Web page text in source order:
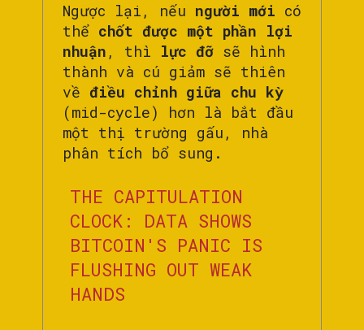
Ngược lại, nếu người mới có
thể chốt được một phần lợi
nhuận , thì lực đỡ sẽ hình
thành và cú giảm sẽ thiên
về điều chỉnh giữa chu kỳ
(mid-cycle) hơn là bắt đầu
một thị trường gấu, nhà
phân tích bổ sung.
THE CAPITULATION
CLOCK: DATA SHOWS
BITCOIN'S PANIC IS
FLUSHING OUT WEAK
HANDS